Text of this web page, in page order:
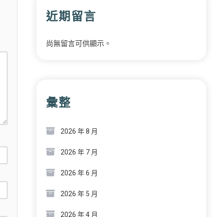
近期留言
尚無留言可供顯示。
彙整
2026 年 8 月
2026 年 7 月
2026 年 6 月
2026 年 5 月
2026 年 4 月